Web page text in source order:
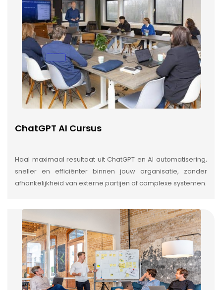
ChatGPT AI Cursus
Haal maximaal resultaat uit ChatGPT en AI automatisering,
sneller en efficiënter binnen jouw organisatie, zonder
afhankelijkheid van externe partijen of complexe systemen.